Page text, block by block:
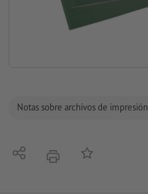
Notas sobre archivos de impresión
CompartirimprimirAñadir a lista